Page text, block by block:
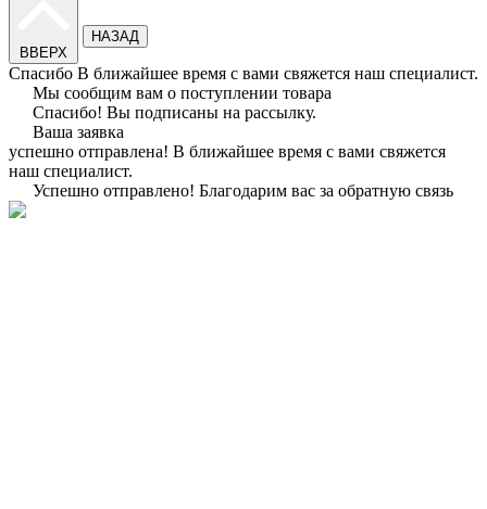
ВВЕРХ
НАЗАД
Спасибо В ближайшее время с вами свяжется наш специалист.
Мы сообщим вам о поступлении товара
Спасибо! Вы подписаны на рассылку.
Ваша заявка
успешно отправлена! В ближайшее время с вами свяжется
наш специалист.
Успешно отправлено! Благодарим вас за обратную связь